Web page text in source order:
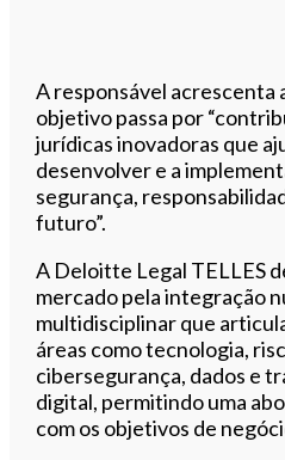
A responsável acrescenta
objetivo passa por
jurídicas inovadoras que
desenvolver e a
segurança,
futuro”.
A Deloitte Legal TELLES
mercado pela integração
multidisciplinar que
áreas como tecnologia,
cibersegurança, dados e
digital, permitindo uma
com os objetivos de